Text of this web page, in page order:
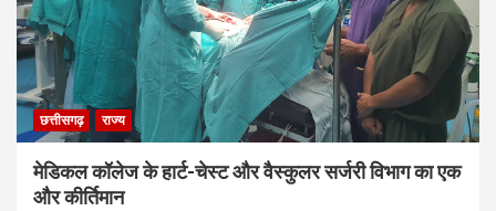
छत्तीसगढ़ राज्य
मेडिकल कॉलेज के हार्ट-चेस्ट और वैस्कुलर सर्जरी विभाग का एक
और कीर्तिमान